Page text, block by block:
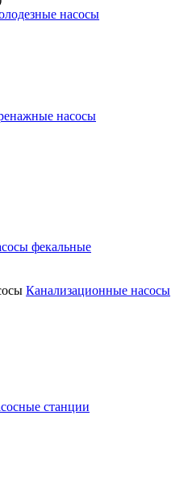
насосы
насосы
фекальные
Канализационные насосы
станции